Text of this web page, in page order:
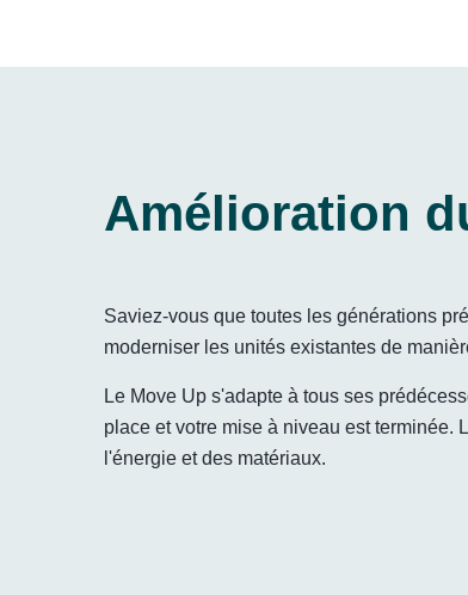
Amélioration
Saviez-vous que toutes les générations
moderniser les unités existantes de
Le Move Up s'adapte à tous ses
place et votre mise à niveau est terminée.
l'énergie et des matériaux.